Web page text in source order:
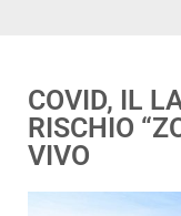
COVID, IL
RISCHIO
VIVO